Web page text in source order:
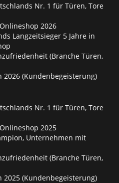
Nr. 1 für Türen, Tore
2026
Langzeitsieger 5 Jahre in
(Branche Türen,
2026 (Kundenbegeisterung)
Nr. 1 für Türen, Tore
2025
Unternehmen mit
(Branche Türen,
2025 (Kundenbegeisterung)